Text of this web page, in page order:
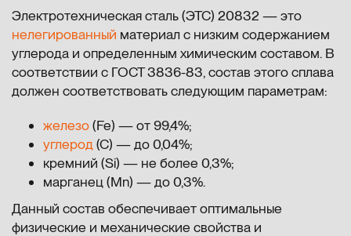
Электротехническая сталь (ЭТС) 20832 — это
нелегированный материал с низким содержанием
углерода и определенным химическим составом. В
соответствии с ГОСТ 3836-83, состав этого сплава
должен соответствовать следующим параметрам:
железо(Fe) — от 99,4%;
углерод (С) — до 0,04%;
кремний (Si) — не более 0,3%;
марганец (Mn) — до 0,3%.
Данный состав обеспечивает оптимальные
физические и механические свойства и